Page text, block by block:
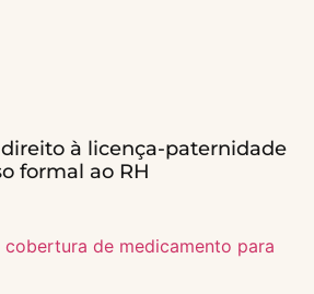
à licença-paternidade
formal ao RH